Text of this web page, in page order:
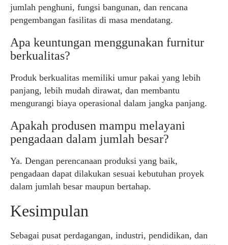
jumlah penghuni, fungsi bangunan, dan rencana
pengembangan fasilitas di masa mendatang.
Apa keuntungan menggunakan furnitur
berkualitas?
Produk berkualitas memiliki umur pakai yang lebih
panjang, lebih mudah dirawat, dan membantu
mengurangi biaya operasional dalam jangka panjang.
Apakah produsen mampu melayani
pengadaan dalam jumlah besar?
Ya. Dengan perencanaan produksi yang baik,
pengadaan dapat dilakukan sesuai kebutuhan proyek
dalam jumlah besar maupun bertahap.
Kesimpulan
Sebagai pusat perdagangan, industri, pendidikan, dan